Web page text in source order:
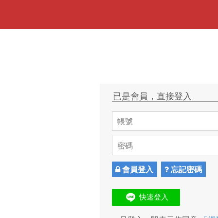
已是會員，直接登入
會員登入 忘記密碼